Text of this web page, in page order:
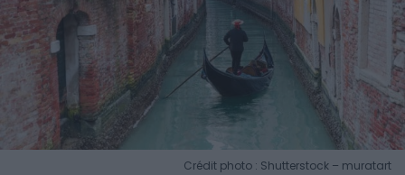
Crédit photo : Shutterstock – muratart